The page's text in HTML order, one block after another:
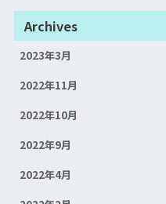
Archives
2023年3月
2022年11月
2022年10月
2022年9月
2022年4月